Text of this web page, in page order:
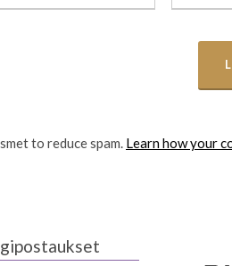
to reduce spam. Learn how your